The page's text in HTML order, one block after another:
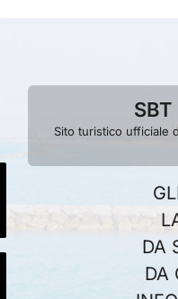
SBT
Sito turistico ufficiale
DA
DA